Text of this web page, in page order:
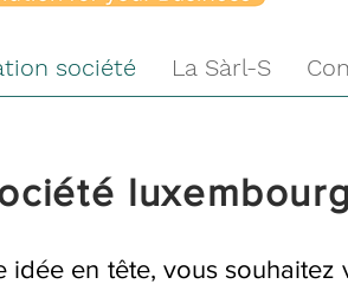
société La Sàrl-S
en tête, vous